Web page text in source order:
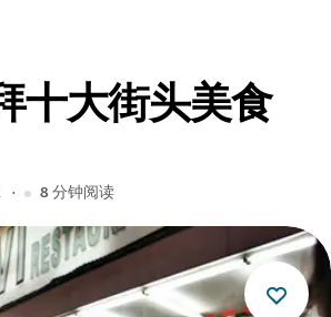
十大街头美食
8分钟阅读